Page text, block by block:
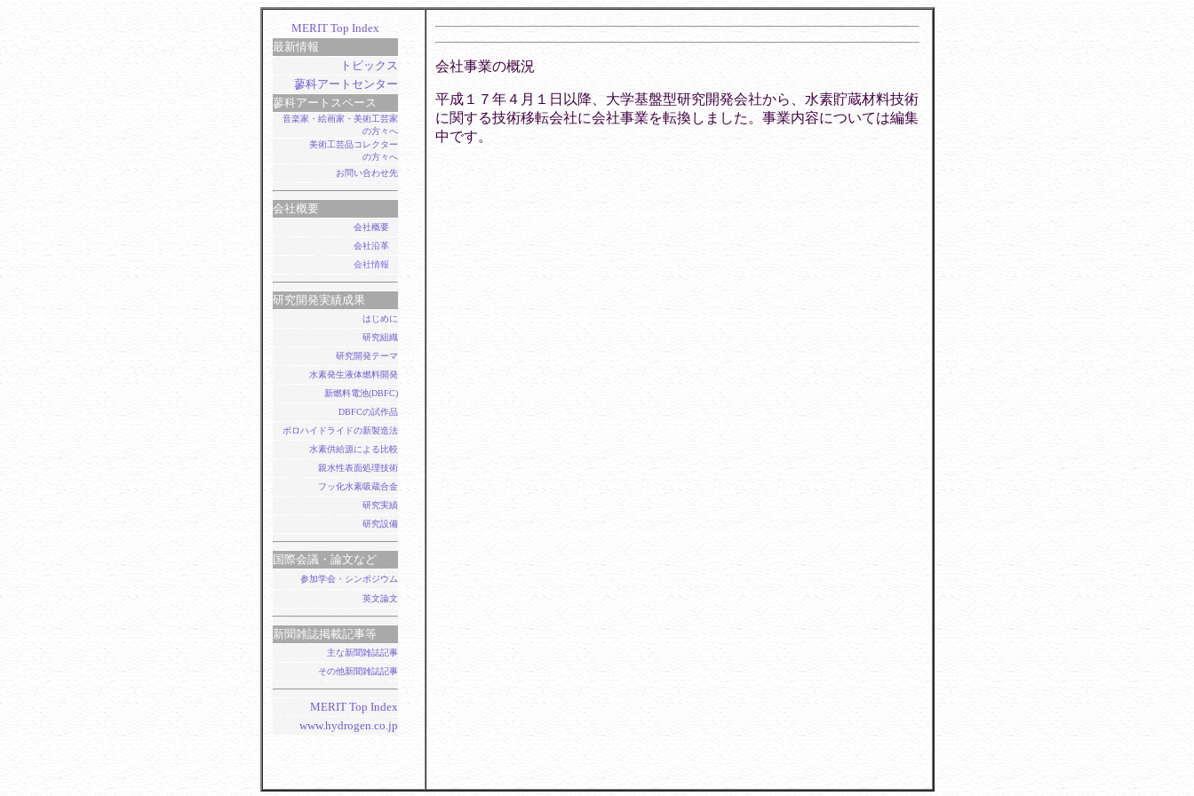
MERIT Top Index
最新情報
トピックス
蓼科アートセンター
蓼科アートスペース
音楽家・絵画家・美術工芸家
の方々へ
美術工芸品コレクター
の方々へ
お問い合わせ先
会社概要
会社概要
会社沿革
会社情報
研究開発実績成果
はじめに
研究組織
研究開発テーマ
水素発生液体燃料開発
新燃料電池(DBFC)
DBFCの試作品
ボロハイドライドの新製造法
水素供給源による比較
親水性表面処理技術
フッ化水素吸蔵合金
研究実績
研究設備
国際会議・論文など
参加学会・シンポジウム
英文論文
新聞雑誌掲載記事等
主な新聞雑誌記事
その他新聞雑誌記事
MERIT Top Index
www.hydrogen.co.jp
会社事業の概況
平成１７年４月１日以降、大学基盤型研究開発会社から、水素貯蔵材料技術
に関する技術移転会社に会社事業を転換しました。事業内容については編集
中です。